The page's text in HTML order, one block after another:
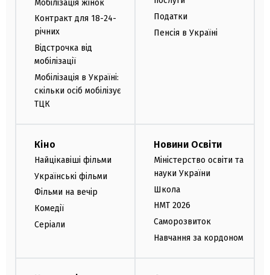
Мобілізація жінок
Контракт для 18-24-
річних
Відстрочка від
мобілізації
Мобілізація в Україні:
скільки осіб мобілізує
ТЦК
Податки
Пенсія в Україні
Кіно
Найцікавіші фільми
Українські фільми
Фільми на вечір
Комедії
Серіали
Новини Освіти
Міністерство освіти та
науки України
Школа
НМТ 2026
Саморозвиток
Навчання за кордоном